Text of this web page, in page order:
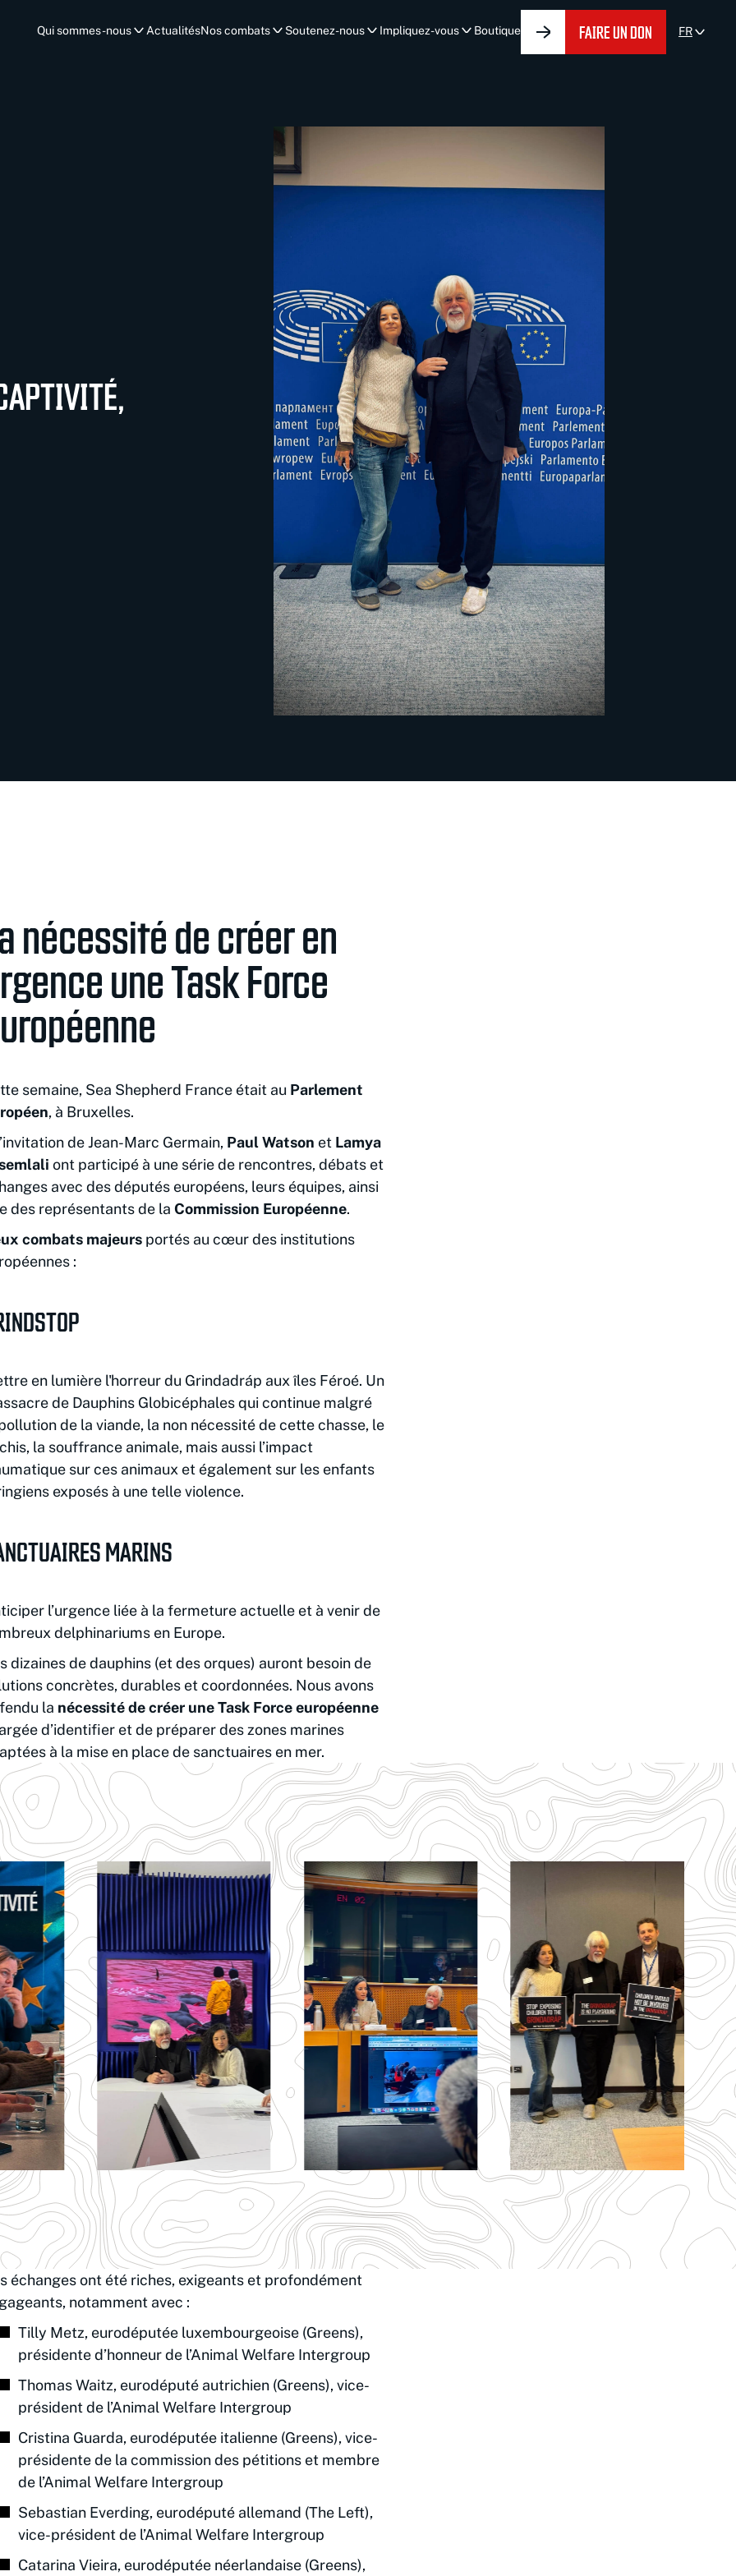
Qui sommes-nous ActualitésNos combats Soutenez-nous Impliquez-vous Boutique FAIRE UN DON FR
nécessité de créer en
une Task Force
semaine, Sea Shepherd France était au Parlement
, à Bruxelles.
de Jean-Marc Germain, Paul Watson et Lamya
ont participé à une série de rencontres, débats et
avec des députés européens, leurs équipes, ainsi
des représentants de la Commission Européenne.
combats majeursportés au cœur des institutions
:
en lumière l'horreur du Grindadráp aux îles Féroé. Un
de Dauphins Globicéphales qui continue malgré
de la viande, la non nécessité de cette chasse, le
la souffrance animale, mais aussi l’impact
sur ces animaux et également sur les enfants
exposés à une telle violence.
MARINS
l’urgence liée à la fermeture actuelle et à venir de
delphinariums en Europe.
dizaines de dauphins (et des orques) auront besoin de
concrètes, durables et coordonnées. Nous avons
la nécessité de créer une Task Force européenne
d’identifier et de préparer des zones marines
à la mise en place de sanctuaires en mer.
échanges ont été riches, exigeants et profondément
notamment avec :
Tilly Metz, eurodéputée luxembourgeoise (Greens),
présidente d’honneur de l’Animal Welfare Intergroup
Thomas Waitz, eurodéputé autrichien (Greens), vice-
président de l’Animal Welfare Intergroup
Cristina Guarda, eurodéputée italienne (Greens), vice-
présidente de la commission des pétitions et membre
de l’Animal Welfare Intergroup
Sebastian Everding, eurodéputé allemand (The Left),
vice-président de l’Animal Welfare Intergroup
Catarina Vieira, eurodéputée néerlandaise (Greens),